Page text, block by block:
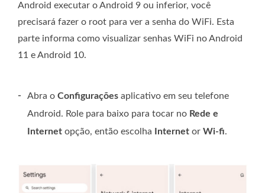
Android executar o Android 9 ou inferior, você
precisará fazer o root para ver a senha do WiFi. Esta
parte informa como visualizar senhas WiFi no Android
11 e Android 10.
- Abra o Configurações aplicativo em seu telefone
Android. Role para baixo para tocar no Rede e
Internet opção, então escolha Internet or Wi-fi.